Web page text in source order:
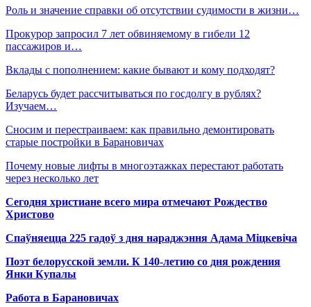
Роль и значение справки об отсутствии судимости в жизни…
Прокурор запросил 7 лет обвиняемому в гибели 12
пассажиров и…
Вклады с пополнением: какие бывают и кому подходят?
Беларусь будет рассчитываться по госдолгу в рублях?
Изучаем…
Сносим и перестраиваем: как правильно демонтировать
старые постройки в Барановичах
Почему новые лифты в многоэтажках перестают работать
через несколько лет
Сегодня христиане всего мира отмечают Рождество
Христово
Спаўняецца 225 гадоў з дня нараджэння Адама Міцкевіча
Поэт белорусской земли. К 140-летию со дня рождения
Янки Купалы
Работа в Барановичах